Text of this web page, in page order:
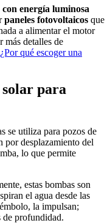
con energía luminosa
paneles fotovoltaicos que
a alimentar el motor
más detalles de
¿Por qué escoger una
solar para
se utiliza para pozos de
por desplazamiento del
lo que permite
estas bombas son
el agua desde las
la impulsan;
de profundidad.